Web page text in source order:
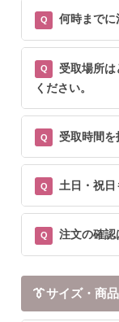
何時までに
受取場所
ください。
受取時間を
土日・祝日
注文の確認
👔サイズ・商